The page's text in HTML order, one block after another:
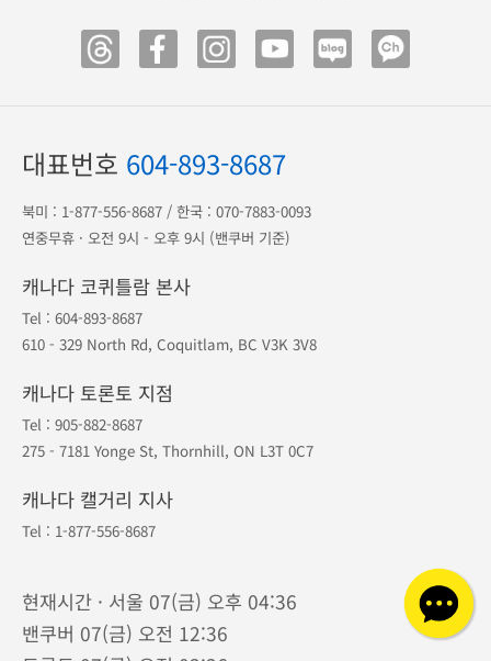
대표번호 604-893-8687
북미 : 1-877-556-8687 / 한국 : 070-7883-0093
연중무휴 · 오전 9시 - 오후 9시 (밴쿠버 기준)
캐나다 코퀴틀람 본사
Tel : 604-893-8687
610 - 329 North Rd, Coquitlam, BC V3K 3V8
캐나다 토론토 지점
Tel : 905-882-8687
275 - 7181 Yonge St, Thornhill, ON L3T 0C7
캐나다 캘거리 지사
Tel : 1-877-556-8687
현재시간 · 서울 07(금) 오후 04:36
밴쿠버 07(금) 오전 12:36